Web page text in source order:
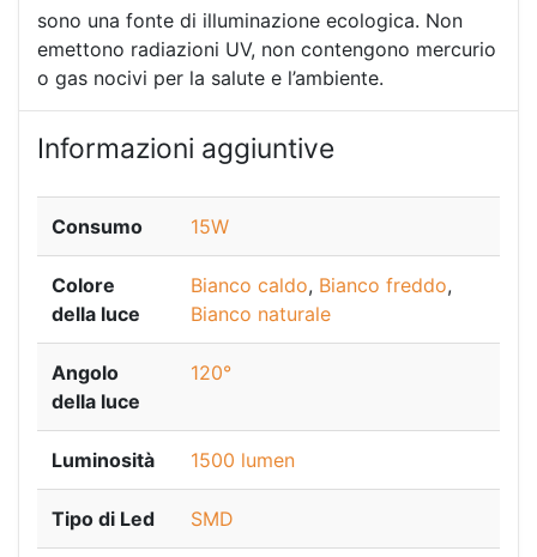
sono una fonte di illuminazione ecologica. Non
emettono radiazioni UV, non contengono mercurio
o gas nocivi per la salute e l’ambiente.
Informazioni aggiuntive
Consumo 15W
Colore
della luce
Bianco caldo, Bianco freddo,
Bianco naturale
Angolo
della luce
120°
Luminosità 1500 lumen
Tipo di Led SMD